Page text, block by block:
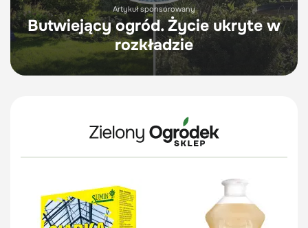
Artykuł sponsorowany
Butwiejący ogród. Życie ukryte w
rozkładzie